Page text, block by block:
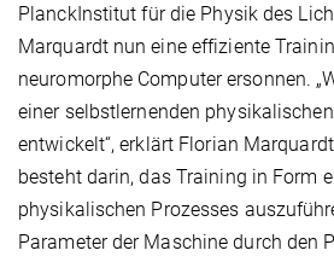
PlanckInstitut für die Physik des
Marquardt nun eine effiziente
neuromorphe Computer ersonnen.
einer selbstlernenden
entwickelt“, erklärt Florian
besteht darin, das Training in Form
physikalischen Prozesses
Parameter der Maschine durch den